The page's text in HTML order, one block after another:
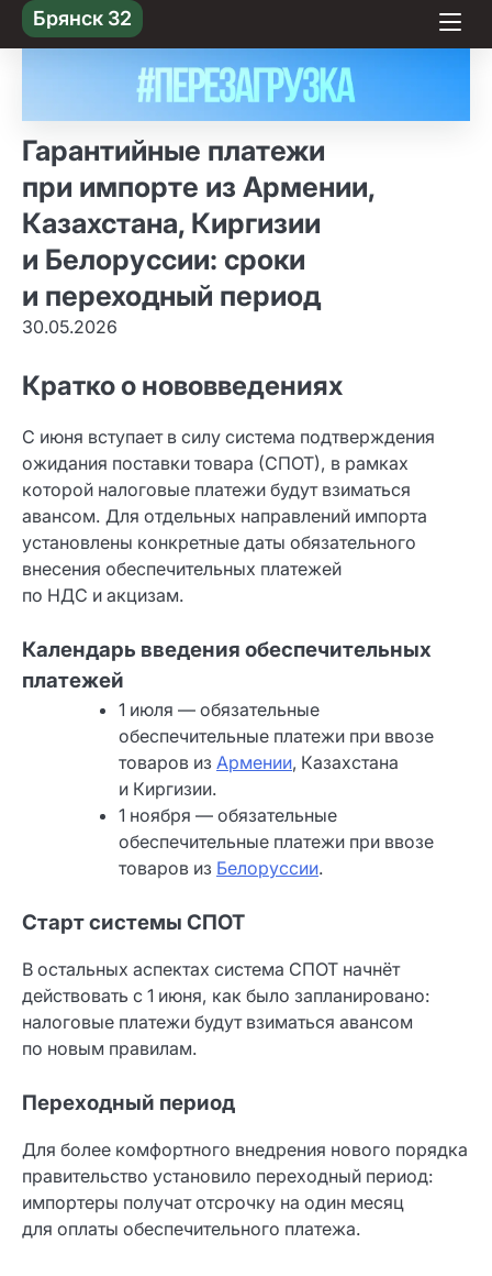
Skip
to content
Брянск 32
Гарантийные платежи
при импорте из Армении,
Казахстана, Киргизии
и Белоруссии: сроки
и переходный период
30.05.2026
Кратко о нововведениях
С июня вступает в силу система подтверждения
ожидания поставки товара (СПОТ), в рамках
которой налоговые платежи будут взиматься
авансом. Для отдельных направлений импорта
установлены конкретные даты обязательного
внесения обеспечительных платежей
по НДС и акцизам.
Календарь введения обеспечительных
платежей
1 июля — обязательные
обеспечительные платежи при ввозе
товаров из Армении, Казахстана
и Киргизии.
1 ноября — обязательные
обеспечительные платежи при ввозе
товаров из Белоруссии.
Старт системы СПОТ
В остальных аспектах система СПОТ начнёт
действовать с 1 июня, как было запланировано:
налоговые платежи будут взиматься авансом
по новым правилам.
Переходный период
Для более комфортного внедрения нового порядка
правительство установило переходный период:
импортеры получат отсрочку на один месяц
для оплаты обеспечительного платежа.